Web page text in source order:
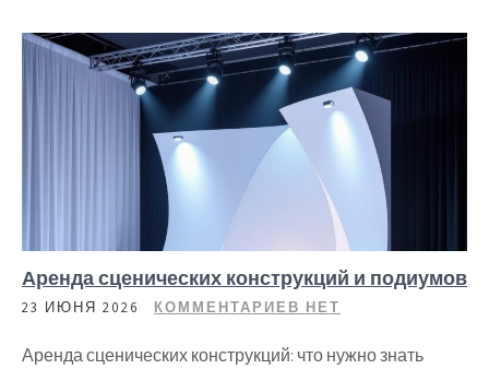
Аренда сценических конструкций и подиумов
23 ИЮНЯ 2026 КОММЕНТАРИЕВ НЕТ
Аренда сценических конструкций: что нужно знать